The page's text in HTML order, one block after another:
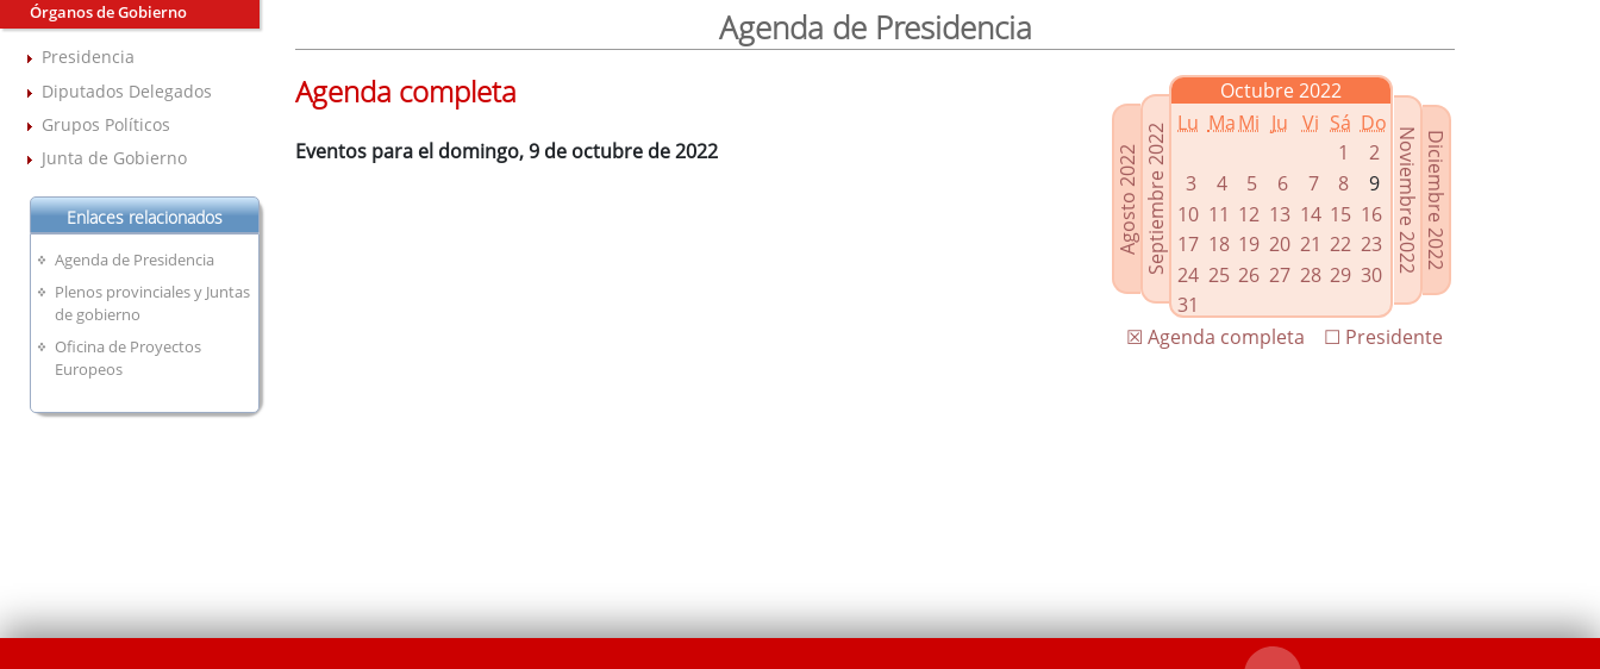
Órganos de Gobierno
Presidencia
Diputados Delegados
Grupos Políticos
Junta de Gobierno
Enlaces relacionados
Agenda de Presidencia
Plenos provinciales y Juntas
de gobierno
Oficina de Proyectos
Europeos
Agenda de Presidencia
Agosto 2022Septiembre 2022
Octubre 2022
Lu MaMi Ju Vi Sá Do
1
2
3
4 5 6 7 8
9
10 11 12 13 14 15 16
17 18 19 20 21 22 23
24 25 26 27 28 29 30
31
Diciembre 2022
Noviembre 2022
☐ Presidente
☒ Agenda completa
Agenda completa
Eventos para el domingo, 9 de octubre de 2022